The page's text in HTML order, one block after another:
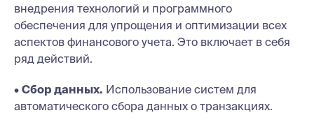
внедрения технологий и программного
обеспечения для упрощения и оптимизации всех
аспектов финансового учета. Это включает в себя
ряд действий.
• Сбор данных. Использование систем для
автоматического сбора данных о транзакциях.